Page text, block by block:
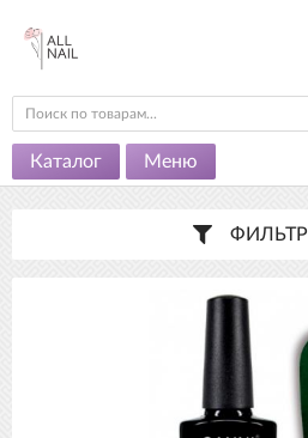
Каталог Меню
ФИЛЬТР